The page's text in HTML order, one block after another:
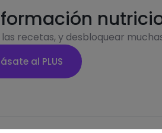
recetas, y desbloquear
al PLUS